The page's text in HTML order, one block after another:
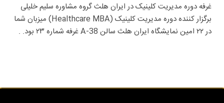
غرفه دوره مدیریت کلینیک در ایران هلث گروه مشاوره سلیم خلیلی
برگزار کننده دوره مدیریت کلینیک (Healthcare MBA) میزبان شما
در ۲۲ امین نمایشگاه ایران هلث سالن A-38 غرفه شماره ۲۳ بود. .